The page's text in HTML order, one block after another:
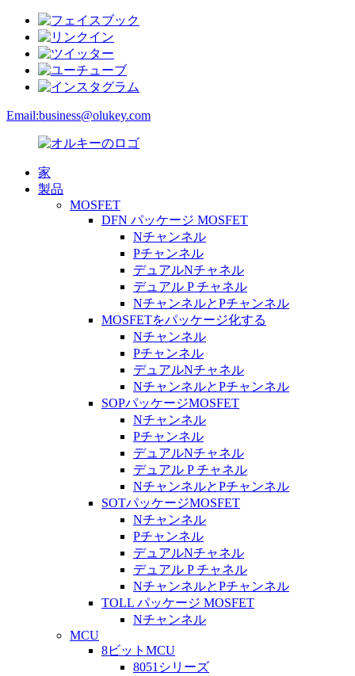
Email:business@olukey.com
家
製品
MOSFET
DFN パッケージ MOSFET
Nチャンネル
Pチャンネル
デュアルNチャネル
デュアル P チャネル
NチャンネルとPチャンネル
MOSFETをパッケージ化する
Nチャンネル
Pチャンネル
デュアルNチャネル
NチャンネルとPチャンネル
SOPパッケージMOSFET
Nチャンネル
Pチャンネル
デュアルNチャネル
デュアル P チャネル
NチャンネルとPチャンネル
SOTパッケージMOSFET
Nチャンネル
Pチャンネル
デュアルNチャネル
デュアル P チャネル
NチャンネルとPチャンネル
TOLL パッケージ MOSFET
Nチャンネル
MCU
8ビットMCU
8051シリーズ